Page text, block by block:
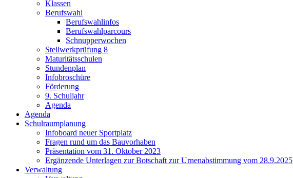
Klassen
Berufswahl
Berufswahlinfos
Berufswahlparcours
Schnupperwochen
Stellwerkprüfung 8
Maturitätsschulen
Stundenplan
Infobroschüre
Förderung
9. Schuljahr
Agenda
Agenda
Schulraumplanung
Infoboard neuer Sportplatz
Fragen rund um das Bauvorhaben
Präsentation vom 31. Oktober 2023
Ergänzende Unterlagen zur Botschaft zur Urnenabstimmung vom 28.9.2025
Verwaltung